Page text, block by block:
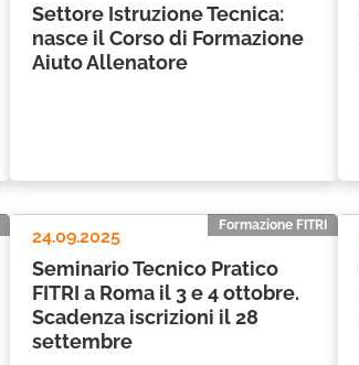
Settore Istruzione Tecnica:
nasce il Corso di Formazione
Aiuto Allenatore
Formazione FITRI
24.09.2025
Seminario Tecnico Pratico
FITRI a Roma il 3 e 4 ottobre.
Scadenza iscrizioni il 28
settembre